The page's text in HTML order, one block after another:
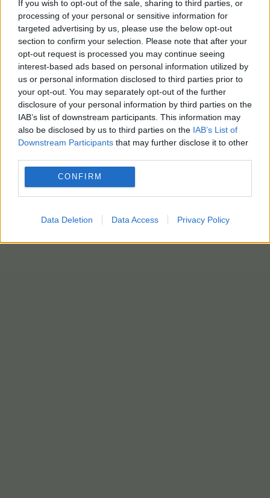
If you wish to opt-out of the sale, sharing to third parties, or
processing of your personal or sensitive information for
targeted advertising by us, please use the below opt-out
section to confirm your selection. Please note that after your
opt-out request is processed you may continue seeing
interest-based ads based on personal information utilized by
us or personal information disclosed to third parties prior to
your opt-out. You may separately opt-out of the further
disclosure of your personal information by third parties on the
IAB’s list of downstream participants. This information may
also be disclosed by us to third parties on the IAB’s List of
Downstream Participants that may further disclose it to other
CONFIRM
Data Deletion Data Access Privacy Policy